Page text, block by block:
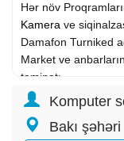
Hər növ
Kamera ve
Damafon Turniked
Market ve
təminatı.
Xidmətlərin evdə
Komputer
Bakı şəhəri